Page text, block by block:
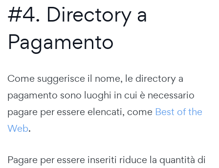
#4. Directory a
Pagamento
Come suggerisce il nome, le directory a
pagamento sono luoghi in cui è necessario
pagare per essere elencati, come Best of the
Web.
Pagare per essere inseriti riduce la quantità di